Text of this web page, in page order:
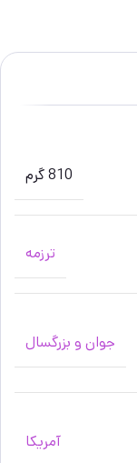
810 گرم
ترزمه
جوان و بزرگسال
آمریکا